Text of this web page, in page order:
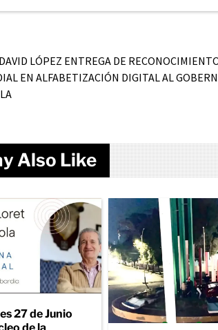
LÓPEZ ENTREGA DE
EN ALFABETIZACIÓN DIGITAL AL
Also Like
27 de Junio